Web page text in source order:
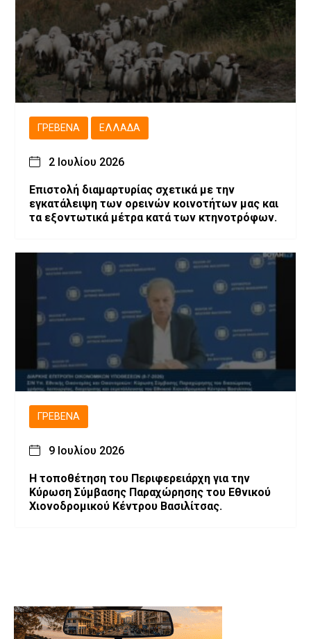
ΓΡΕΒΕΝΆ ΕΛΛΆΔΑ
2 Ιουλίου 2026
Επιστολή διαμαρτυρίας σχετικά με την
εγκατάλειψη των ορεινών κοινοτήτων μας και
τα εξοντωτικά μέτρα κατά των κτηνοτρόφων.
ΓΡΕΒΕΝΆ
9 Ιουλίου 2026
Η τοποθέτηση του Περιφερειάρχη για την
Κύρωση Σύμβασης Παραχώρησης του Εθνικού
Χιονοδρομικού Κέντρου Βασιλίτσας.